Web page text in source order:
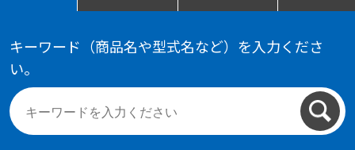
キーワード（商品名や型式名など）を入力くださ
い。